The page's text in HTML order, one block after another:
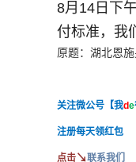
8月14日下
付标准，我
原题：湖北恩
关注微公号【我de
注册每天领红包
点击↘联系我们